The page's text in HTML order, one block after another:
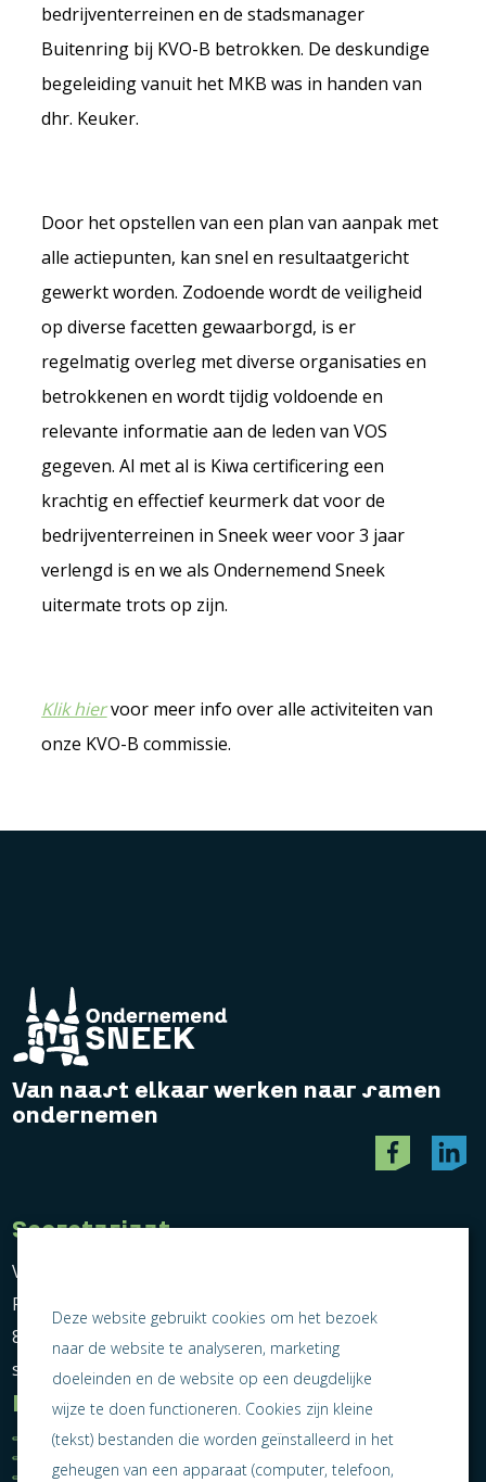
bedrijventerreinen en de stadsmanager
Buitenring bij KVO-B betrokken. De deskundige
begeleiding vanuit het MKB was in handen van
dhr. Keuker.
Door het opstellen van een plan van aanpak met
alle actiepunten, kan snel en resultaatgericht
gewerkt worden. Zodoende wordt de veiligheid
op diverse facetten gewaarborgd, is er
regelmatig overleg met diverse organisaties en
betrokkenen en wordt tijdig voldoende en
relevante informatie aan de leden van VOS
gegeven. Al met al is Kiwa certificering een
krachtig en effectief keurmerk dat voor de
bedrijventerreinen in Sneek weer voor 3 jaar
verlengd is en we als Ondernemend Sneek
uitermate trots op zijn.
Klik hiervoor meer info over alle activiteiten van
onze KVO-B commissie.
Van naast elkaar werken naar samen
ondernemen
Secretariaat
Vereniging Ondernemend Sneek
Postbus 464
8600 AL Sneek
secretariaat@ondernemendsneek.nl
Informatie
Ledenoverzicht
Statuten
Algemene voorwaarden
Nieuws
Activiteiten
Lid worden
Deze website gebruikt cookies om het bezoek
naar de website te analyseren, marketing
doeleinden en de website op een deugdelijke
wijze te doen functioneren. Cookies zijn kleine
(tekst) bestanden die worden geïnstalleerd in het
geheugen van een apparaat (computer, telefoon,